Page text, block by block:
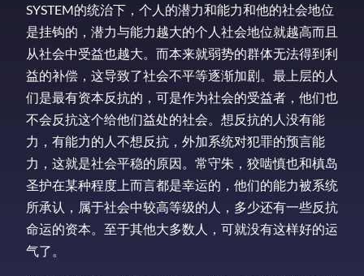
SYSTEM的统治下，个人的潜力和能力和他的社会地位
是挂钩的，潜力与能力越大的个人社会地位就越高而且
从社会中受益也越大。而本来就弱势的群体无法得到利
益的补偿，这导致了社会不平等逐渐加剧。最上层的人
们是最有资本反抗的，可是作为社会的受益者，他们也
不会反抗这个给他们益处的社会。想反抗的人没有能
力，有能力的人不想反抗，外加系统对犯罪的预言能
力，这就是社会平稳的原因。常守朱，狡啮慎也和槙岛
圣护在某种程度上而言都是幸运的，他们的能力被系统
所承认，属于社会中较高等级的人，多少还有一些反抗
命运的资本。至于其他大多数人，可就没有这样好的运
气了。